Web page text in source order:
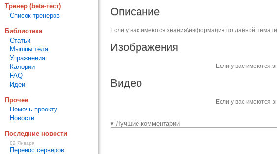
Описание
Если у вас имеются знания\информация по данной
Изображения
Если у вас имеются
Видео
Если у вас имеются
▾ Лучшие комментарии
Тренер (beta-тест)
Список тренеров
Библиотека
Статьи
Мышцы тела
Упражнения
Калории
FAQ
Идеи
Прочее
Помочь проекту
Новости
Последние новости
02 Января
Перенос серверов